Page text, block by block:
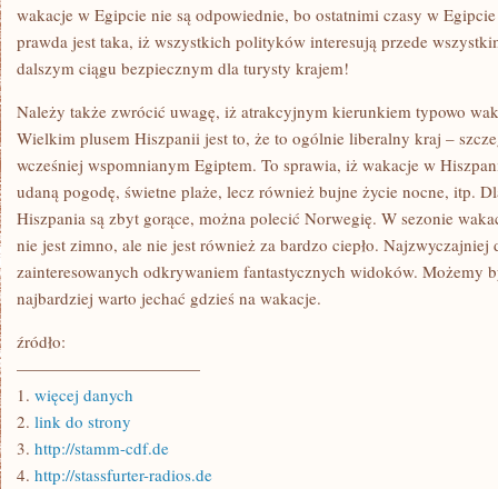
wakacje w Egipcie nie są odpowiednie, bo ostatnimi czasy w Egipcie
prawda jest taka, iż wszystkich polityków interesują przede
dalszym ciągu bezpiecznym dla turysty krajem!
Należy także zwrócić uwagę, iż atrakcyjnym kierunkiem typowo
Wielkim plusem Hiszpanii jest to, że to ogólnie liberalny kraj –
wcześniej wspomnianym Egiptem. To sprawia, iż wakacje w
udaną pogodę, świetne plaże, lecz również bujne życie nocne, itp.
Hiszpania są zbyt gorące, można polecić Norwegię. W sezonie
nie jest zimno, ale nie jest również za bardzo ciepło. Najzwyczajniej
zainteresowanych odkrywaniem fantastycznych widoków. Możemy
najbardziej warto jechać gdzieś na wakacje.
źródło:
———————————
1. więcej danych
2. link do strony
3. http://stamm-cdf.de
4. http://stassfurter-radios.de